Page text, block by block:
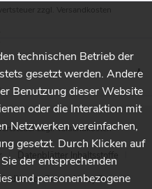
zzgl. Versandkosten
zzgl.Versandkosten
Datenblätter Inhaltsstoffe
vor Ort
Holzpflege
technischen Betrieb der
gesetzt werden. Andere
Benutzung dieser Website
oder die Interaktion mit
Netzwerken vereinfachen,
gesetzt. Durch Klicken auf
der entsprechenden
und personenbezogene